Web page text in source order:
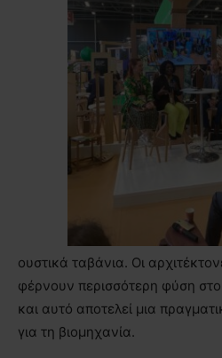
ουστικά ταβάνια. Οι
φέρνουν περισσότερη φύση
και αυτό αποτελεί μια
για τη βιομηχανία.